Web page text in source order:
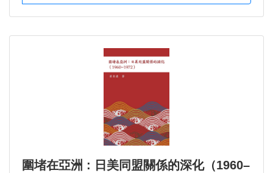
圍堵在亞洲 : 日美同盟關係的深化（1960–